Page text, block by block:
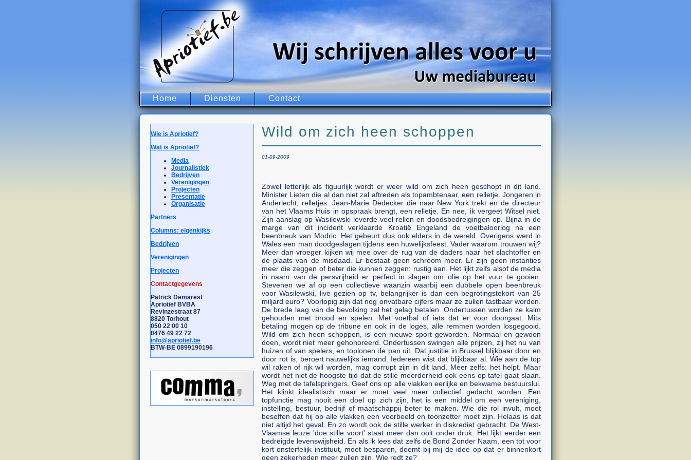
Home Diensten Contact
Wie is Apriotief?
Wat is Apriotief?
Media
Journalistiek
Bedrijven
Verenigingen
Projecten
Presentatie
Organisatie
Partners
Columns: eigenkijks
Bedrijven
Verenigingen
Projecten
Contactgegevens
Patrick Demarest
Apriotief BVBA
Revinzestraat 87
8820 Torhout
050 22 00 10
0476 49 22 72
info@apriotief.be
BTW-BE 0899190196
Wild om zich heen schoppen
01-09-2009
Zowel letterlijk als figuurlijk wordt er weer wild om zich heen geschopt in dit land.
Minister Lieten die al dan niet zal aftreden als topambtenaar, een relletje. Jongeren in
Anderlecht, relletjes. Jean-Marie Dedecker die naar New York trekt en de directeur
van het Vlaams Huis in opspraak brengt, een relletje. En nee, ik vergeet Witsel niet.
Zijn aanslag op Wasilewski leverde veel rellen en doodsbedreigingen op. Bijna in de
marge van dit incident verklaarde Kroatië Engeland de voetbaloorlog na een
beenbreuk van Modric. Het gebeurt dus ook elders in de wereld. Overigens werd in
Wales een man doodgeslagen tijdens een huwelijksfeest. Vader waarom trouwen wij?
Meer dan vroeger kijken wij mee over de rug van de daders naar het slachtoffer en
de plaats van de misdaad. Er bestaat geen schroom meer. Er zijn geen instanties
meer die zeggen of beter die kunnen zeggen: rustig aan. Het lijkt zelfs alsof de media
in naam van de persvrijheid er perfect in slagen om olie op het vuur te gooien.
Stevenen we af op een collectieve waanzin waarbij een dubbele open beenbreuk
voor Wasilewski, live gezien op tv, belangrijker is dan een begrotingstekort van 25
miljard euro? Voorlopig zijn dat nog onvatbare cijfers maar ze zullen tastbaar worden.
De brede laag van de bevolking zal het gelag betalen. Ondertussen worden ze kalm
gehouden met brood en spelen. Met voetbal of iets dat er voor doorgaat. Mits
betaling mogen op de tribune en ook in de loges, alle remmen worden losgegooid.
Wild om zich heen schoppen, is een nieuwe sport geworden. Normaal en gewoon
doen, wordt niet meer gehonoreerd. Ondertussen swingen alle prijzen, zij het nu van
huizen of van spelers, en toplonen de pan uit. Dat justitie in Brussel blijkbaar door en
door rot is, beroert nauwelijks iemand. Iedereen wist dat blijkbaar al. Wie aan de top
wil raken of rijk wil worden, mag corrupt zijn in dit land. Meer zelfs: het helpt. Maar
wordt het niet de hoogste tijd dat de stille meerderheid ook eens op tafel gaat slaan.
Weg met de tafelspringers. Geef ons op alle vlakken eerlijke en bekwame bestuurslui.
Het klinkt idealistisch maar er moet veel meer collectief gedacht worden. Een
topfunctie mag nooit een doel op zich zijn, het is een middel om een vereniging,
instelling, bestuur, bedrijf of maatschappij beter te maken. Wie die rol invult, moet
beseffen dat hij op alle vlakken een voorbeeld en toonzetter moet zijn. Helaas is dat
niet altijd het geval. En zo wordt ook de stille werker in diskrediet gebracht. De West-
Vlaamse leuze 'doe stille voort' staat meer dan ooit onder druk. Het lijkt eerder een
bedreigde levenswijsheid. En als ik lees dat zelfs de Bond Zonder Naam, een tot voor
kort onsterfelijk instituut, moet besparen, doemt bij mij de idee op dat er binnenkort
geen zekerheden meer zullen zijn. Wie redt ze?